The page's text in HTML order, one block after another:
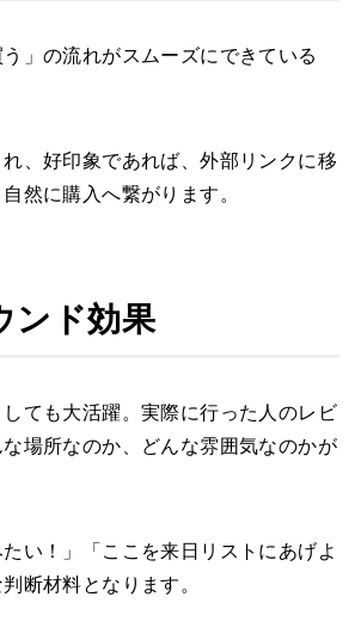
う」の流れがスムーズにできている
、好印象であれば、外部リンクに移
然に購入へ繋がります。
ンド効果
ても大活躍。実際に行った人のレビ
な場所なのか、どんな雰囲気なのかが
い！」「ここを来日リストにあげよ
断材料となります。